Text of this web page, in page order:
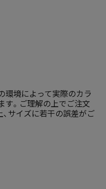
境によって実際のカラ
す。ご理解の上でご注文
サイズに若干の誤差がご